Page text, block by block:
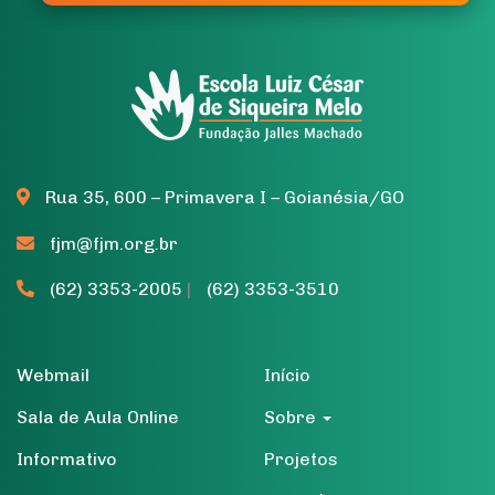
Rua 35, 600 – Primavera I – Goianésia/GO
fjm@fjm.org.br
(62) 3353-2005 | (62) 3353-3510
Webmail
Sala de Aula Online
Informativo
Início
Sobre
Projetos